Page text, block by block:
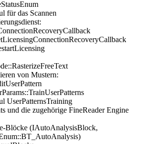
für das Scannen
von Mustern:
UserPatternsTraining
und die zugehörige FineReader Engine
Blöcke (IAutoAnalysisBlock,